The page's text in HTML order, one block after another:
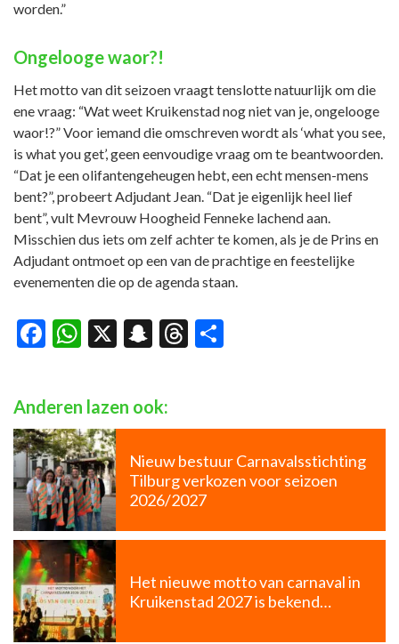
worden.”
Ongelooge waor?!
Het motto van dit seizoen vraagt tenslotte natuurlijk om die
ene vraag: “Wat weet Kruikenstad nog niet van je, ongelooge
waor!?” Voor iemand die omschreven wordt als ‘what you see,
is what you get’, geen eenvoudige vraag om te beantwoorden.
“Dat je een olifantengeheugen hebt, een echt mensen-mens
bent?”, probeert Adjudant Jean. “Dat je eigenlijk heel lief
bent”, vult Mevrouw Hoogheid Fenneke lachend aan.
Misschien dus iets om zelf achter te komen, als je de Prins en
Adjudant ontmoet op een van de prachtige en feestelijke
evenementen die op de agenda staan.
Facebook
WhatsApp
X Snapchat
Threads
Anderen lazen ook:
Nieuw bestuur Carnavalsstichting
Tilburg verkozen voor seizoen
2026/2027
Het nieuwe motto van carnaval in
Kruikenstad 2027 is bekend…